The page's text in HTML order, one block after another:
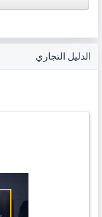
الدليل التجاري